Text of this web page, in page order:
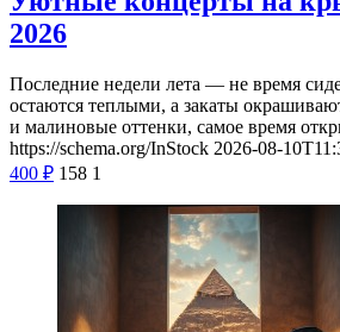
2026
Последние недели лета — не время
остаются теплыми, а закаты
и малиновые оттенки, самое время
https://schema.org/InStock 2026-08-
400 ₽ 158 1